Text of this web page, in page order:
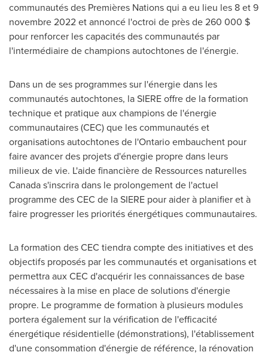
communautés des Premières Nations qui a eu lieu les 8 et 9
novembre2022 etannoncé l'octroi de près de 260 000 $
pour renforcer les capacités des communautés par
l'intermédiaire de champions autochtones de l'énergie.
Dans un de ses programmes sur l'énergie dans les
communautés autochtones, la SIERE offre de la formation
technique et pratique aux champions de l'énergie
communautaires (CEC) que les communautés et
organisations autochtones de l'Ontarioembauchent pour
faire avancer des projets d'énergie propre dans leurs
milieux de vie. L'aide financière de Ressources naturelles
Canadas'inscrira dans le prolongement de l'actuel
programme desCEC de la SIERE pour aider à planifier et à
faire progresser les priorités énergétiques communautaires.
La formation des CEC tiendra compte des initiatives et des
objectifs proposés par les communautés et organisations et
permettra aux CEC d'acquérir les connaissances de base
nécessaires à la mise en place de solutions d'énergie
propre. Le programme de formation à plusieurs modules
portera également sur la vérification de l'efficacité
énergétique résidentielle (démonstrations), l'établissement
d'une consommation d'énergie de référence, la rénovation